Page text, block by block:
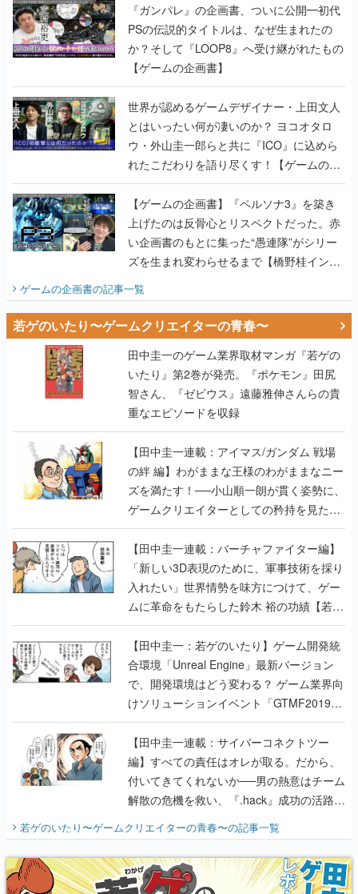
『ガンパレ』の企画書、ついに公開━初代
PSの伝説的タイトルは、なぜ生まれたの
か？そして『LOOP8』へ受け継がれたもの
【ゲームの企画書】
世界が認めるゲームデザイナー・上田文人
とはいったい何が凄いのか？ ヨコオタロ
ウ・外山圭一郎らと共に『ICO』に込めら
れたこだわりを語り尽くす！【ゲームの企
画書】
【ゲームの企画書】『ペルソナ3』を築き
上げたのは反骨心とリスペクトだった。赤
い企画書のもとに集った“愚連隊”がシリー
ズを生まれ変わらせるまで【橋野桂インタ
ゲームの企画書の記事一覧
若ゲのいたり〜ゲームクリエイターの青春〜
田中圭一のゲーム業界取材マンガ『若ゲの
いたり』第2巻が発売。『ポケモン』田尻
智さん、『ゼビウス』遠藤雅伸さんらの貴
重なエピソードを収録
【田中圭一連載：アイマス/ガンダム 戦場
の絆 編】わがままな王様のわがままなニー
ズを満たす！──小山順一朗が貫く姿勢に、
ゲームクリエイターとしての矜持を見た
【若ゲのいたり最終回】
【田中圭一連載：バーチャファイター編】
「新しい3D表現のために、軍事技術を採り
入れたい」世界情勢を味方につけて、ゲー
ムに革命をもたらした鈴木 裕の功績【若ゲ
のいたり】
【田中圭一：若ゲのいたり】ゲーム開発統
合環境「Unreal Engine」最新バージョン
で、開発環境はどう変わる？ ゲーム業界向
けソリューションイベント「GTMF2019」
に行って、より理解を深めよう【PR】
【田中圭一連載：サイバーコネクトツー
編】すべての責任はオレが取る。だから、
付いてきてくれないか──男の熱意はチーム
解散の危機を救い、『.hack』成功の活路を
『少年ジャンプ』色だった【若ゲのいた
り】
若ゲのいたり〜ゲームクリエイターの青春〜の記事一覧